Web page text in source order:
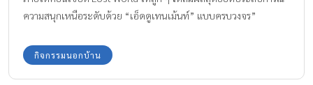
ความสนุกเหนือระดับด้วย “เอ็ดดูเทนเม้นท์” แบบครบวงจร”
กิจกรรมนอกบ้าน